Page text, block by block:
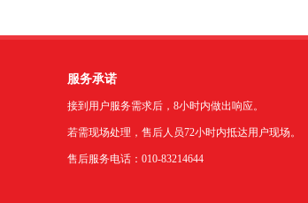
服务承诺
接到用户服务需求后，8小时内做出响应。
若需现场处理，售后人员72小时内抵达用户现场。
售后服务电话：010-83214644